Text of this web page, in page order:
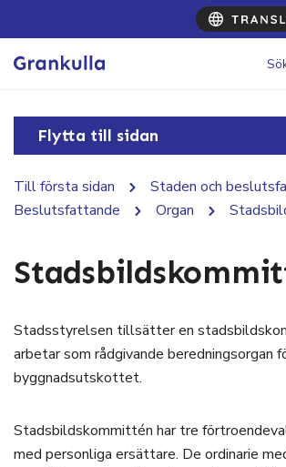
Flytta till sidan
Till första sidan
Staden och
Beslutsfattande
Organ
Stadsstyrelsen tillsätter en
arbetar som rådgivande beredningsorgan
byggnadsutskottet.
Stadsbildskommittén har tre
med personliga ersättare. De ordinarie